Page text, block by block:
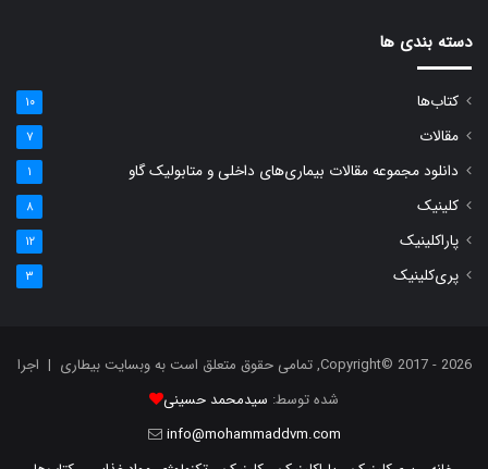
دسته بندی ها
کتاب‌ها ۱۰
مقالات ۷
دانلود مجموعه مقالات بیماری‌های داخلی و متابولیک گاو ۱
کلینیک ۸
پاراکلینیک ۱۲
پری‌کلینیک ۳
Copyright© 2017 - 2026, تمامی حقوق متعلق است به وبسایت بیطاری | اجرا
شده توسط: سیدمحمد حسینی
info@mohammaddvm.com